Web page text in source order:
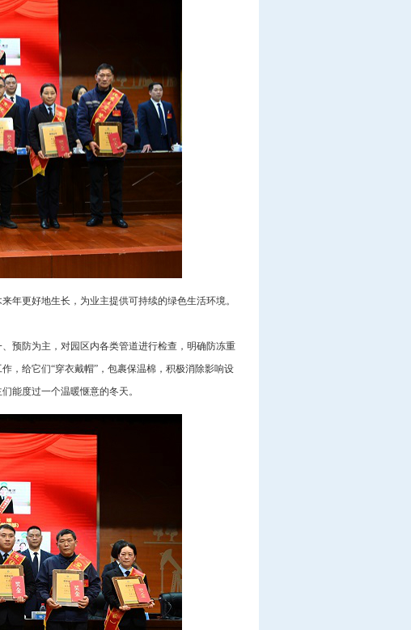
年更好地生长，为业主提供可持续的绿色生活环境。
预防为主，对园区内各类管道进行检查，明确防冻重
，给它们“穿衣戴帽”，包裹保温棉，积极消除影响设
能度过一个温暖惬意的冬天。